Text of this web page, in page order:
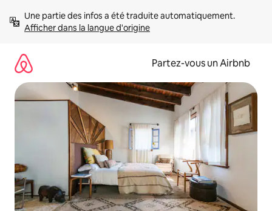
directement
Afficher dans la langue d'origine
Partez-vous un Airbnb